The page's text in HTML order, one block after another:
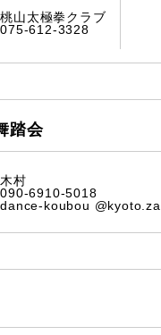
桃山太極拳クラブ
075-612-3328
踏会
木村
090-6910-5018
dance-koubou